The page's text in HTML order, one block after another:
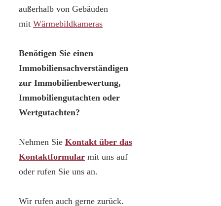
außerhalb von Gebäuden
mit Wärmebildkameras
Benötigen Sie einen
Immobiliensachverständigen
zur Immobilienbewertung,
Immobiliengutachten oder
Wertgutachten?
Nehmen Sie Kontakt über das
Kontaktformular mit uns auf
oder rufen Sie uns an.
Wir rufen auch gerne zurück.